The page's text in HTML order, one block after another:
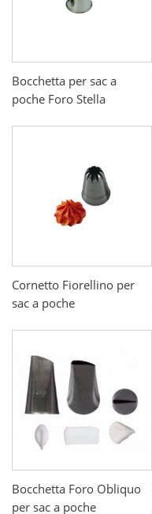
Bocchetta per sac a
poche Foro Stella
Cornetto Fiorellino per
sac a poche
Bocchetta Foro Obliquo
per sac a poche